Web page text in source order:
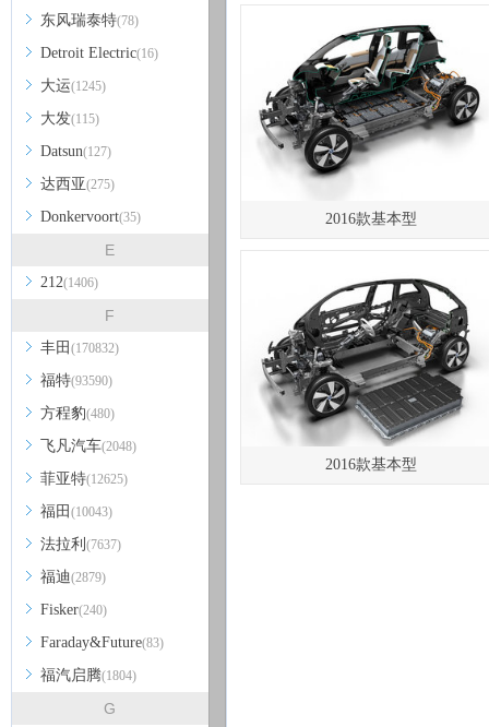
东风瑞泰特(78)
Detroit Electric(16)
大运(1245)
大发(115)
Datsun(127)
达西亚(275)
Donkervoort(35)
E
212(1406)
F
丰田 (170832)
福特(93590)
方程豹(480)
飞凡汽车(2048)
菲亚特(12625)
福田 (10043)
法拉利 (7637)
福迪(2879)
Fisker(240)
Faraday&Future(83)
福汽启腾(1804)
G
2016款基本型
2016款基本型